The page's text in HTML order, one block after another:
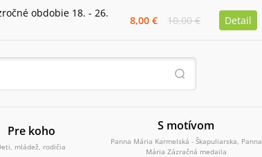
obdobie 18. - 26.
8,00 € 10,00 € Detail
Pre koho
mládež, rodičia
S motívom
Panna Mária Karmelská - Škapuliarska, Panna
Mária Zázračná medaila